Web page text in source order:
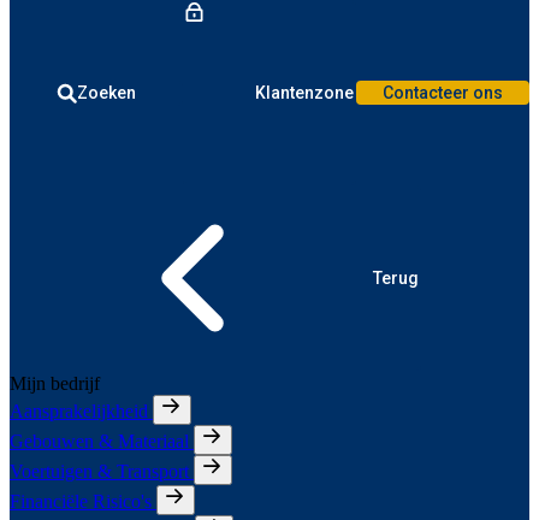
Zoeken Klantenzone Contacteer ons
Terug
Mijn bedrijf
Aansprakelijkheid
Gebouwen & Materiaal
Voertuigen & Transport
Financiële Risico's